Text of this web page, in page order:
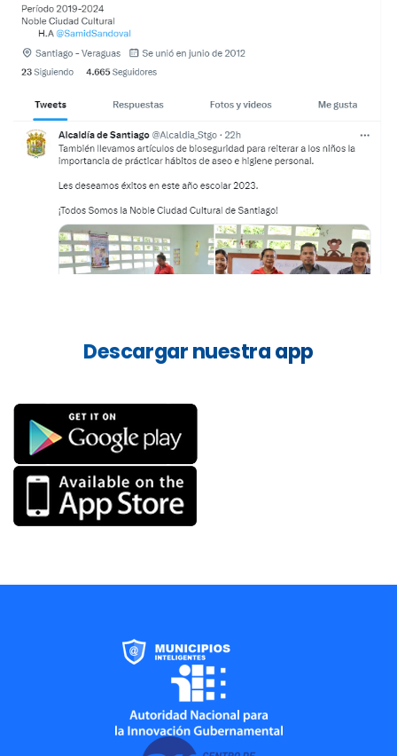
Descargarnuestraapp